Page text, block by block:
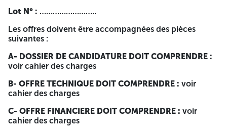
1)Capacité professionnelle
trois (III) ou plus en bâtiment comme activité principale en
cours de validité à la date d'ouverture des plis.
2)Capacités Techniques : Référence professionnelles :
Ayant déjà réalisé, au moins un projet en bâtiment d'un
montant égal ou supérieur à 20.000.000,00 DA justifier par
une attestation de bonne exécution délivrée par les
maîtres d'ouvrages publics.
Lot N° : ……………………..
Les offres doivent être accompagnées des pièces
suivantes :
A- DOSSIER DE CANDIDATURE DOIT COMPRENDRE :
voir cahier des charges
B- OFFRE TECHNIQUE DOIT COMPRENDRE : voir
cahier des charges
C- OFFRE FINANCIERE DOIT COMPRENDRE : voir
cahier des charges